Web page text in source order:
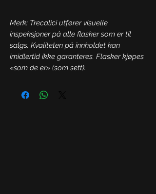
Merk: Trecalici utfører visuelle
inspeksjoner på alle flasker som er til
salgs. Kvaliteten på innholdet kan
imidlertid ikke garanteres. Flasker kjøpes
«som de er» (som sett).